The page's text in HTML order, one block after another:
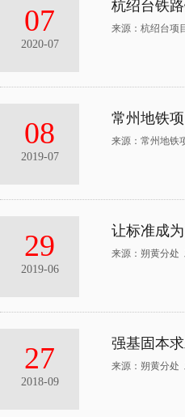
07
2020-07
杭绍台铁
来源：杭绍台项
08
2019-07
常州地铁
来源：常州地铁
29
2019-06
让标准成
来源：朔黄分处
27
2018-09
强基固本
来源：朔黄分处